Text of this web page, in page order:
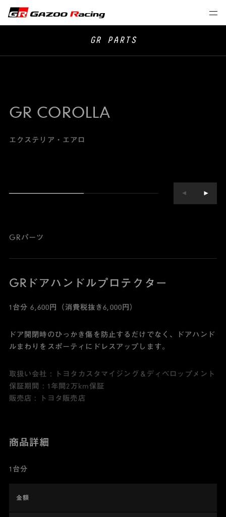
GR PARTS
GR COROLLA
エクステリア・エアロ
GRパーツ
GRドアハンドルプロテクター
1台分 6,600円（消費税抜き6,000円）
ドア開閉時のひっかき傷を防止するだけでなく、ドアハンド
ルまわりをスポーティにドレスアップします。
取扱い会社 : トヨタカスタマイジング＆ディベロップメント
保証期間 : 1年間2万km保証
販売店 : トヨタ販売店
商品詳細
1台分
金額